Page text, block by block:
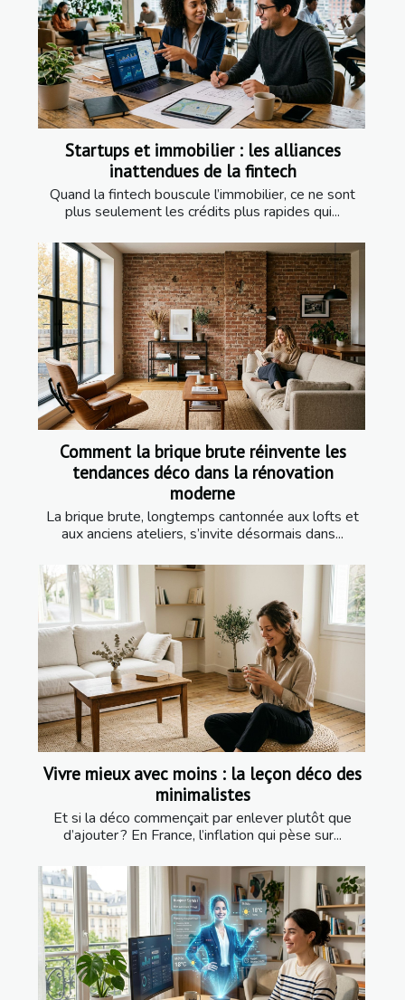
Startups et immobilier : les alliances
inattendues de la fintech
Quand la fintech bouscule l’immobilier, ce ne sont
plus seulement les crédits plus rapides qui...
Comment la brique brute réinvente les
tendances déco dans la rénovation
moderne
La brique brute, longtemps cantonnée aux lofts et
aux anciens ateliers, s’invite désormais dans...
Vivre mieux avec moins : la leçon déco des
minimalistes
Et si la déco commençait par enlever plutôt que
d’ajouter ? En France, l’inflation qui pèse sur...